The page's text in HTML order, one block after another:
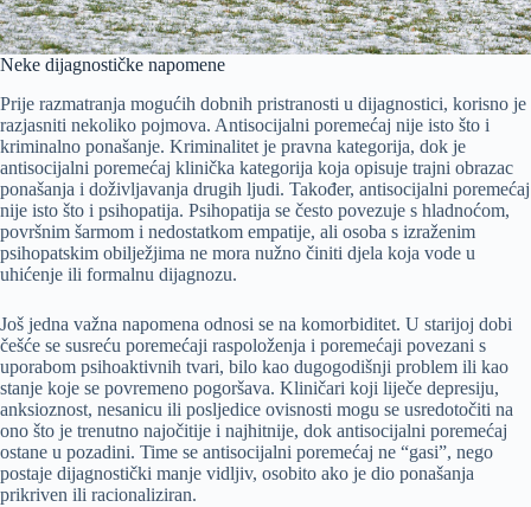
Neke dijagnostičke napomene
Prije razmatranja mogućih dobnih pristranosti u dijagnostici, korisno je
razjasniti nekoliko pojmova. Antisocijalni poremećaj nije isto što i
kriminalno ponašanje. Kriminalitet je pravna kategorija, dok je
antisocijalni poremećaj klinička kategorija koja opisuje trajni obrazac
ponašanja i doživljavanja drugih ljudi. Također, antisocijalni poremećaj
nije isto što i psihopatija. Psihopatija se često povezuje s hladnoćom,
površnim šarmom i nedostatkom empatije, ali osoba s izraženim
psihopatskim obilježjima ne mora nužno činiti djela koja vode u
uhićenje ili formalnu dijagnozu.
Još jedna važna napomena odnosi se na komorbiditet. U starijoj dobi
češće se susreću poremećaji raspoloženja i poremećaji povezani s
uporabom psihoaktivnih tvari, bilo kao dugogodišnji problem ili kao
stanje koje se povremeno pogoršava. Kliničari koji liječe depresiju,
anksioznost, nesanicu ili posljedice ovisnosti mogu se usredotočiti na
ono što je trenutno najočitije i najhitnije, dok antisocijalni poremećaj
ostane u pozadini. Time se antisocijalni poremećaj ne “gasi”, nego
postaje dijagnostički manje vidljiv, osobito ako je dio ponašanja
prikriven ili racionaliziran.